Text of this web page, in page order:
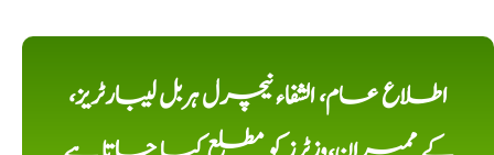
اطلاع عام، الشفاء نیچرل ہربل لیبارٹریز،